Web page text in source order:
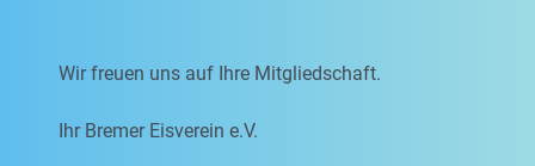
Wir freuen uns auf Ihre Mitgliedschaft.
Ihr Bremer Eisverein e.V.